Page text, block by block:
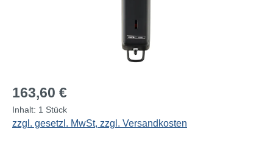
Regulärer Preis:
163,60 €
Inhalt: 1 Stück
zzgl. gesetzl. MwSt, zzgl. Versandkosten